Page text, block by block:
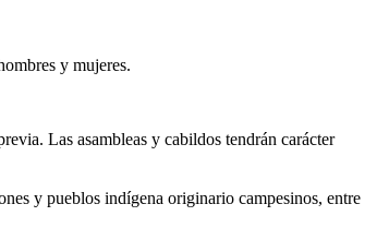
y mujeres.
Las asambleas y cabildos tendrán carácter
y pueblos indígena originario campesinos, entre